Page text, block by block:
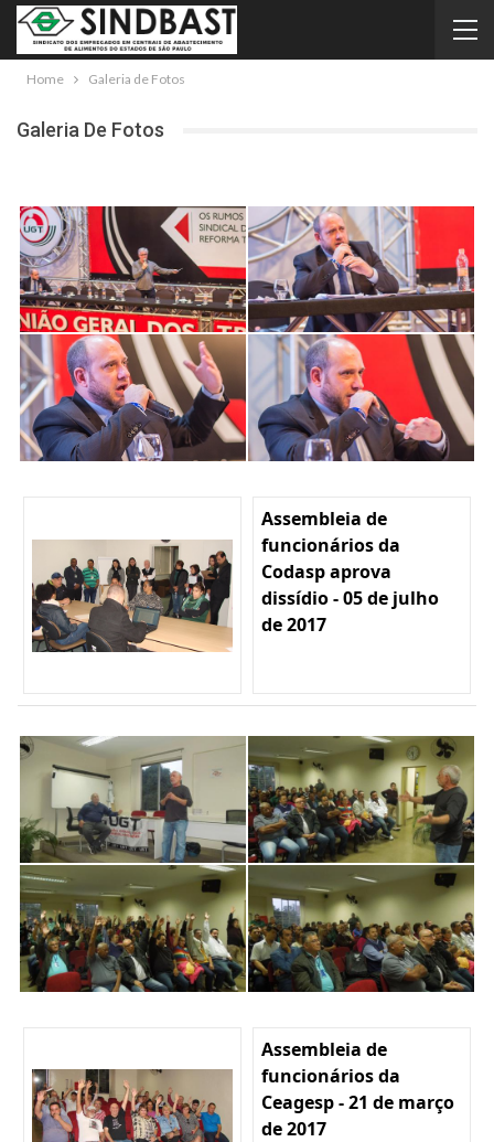
Home Galeria de Fotos
Galeria De Fotos
Assembleia de
funcionários da
Codasp aprova
dissídio - 05 de julho
de 2017
Assembleia de
funcionários da
Ceagesp - 21 de março
de 2017